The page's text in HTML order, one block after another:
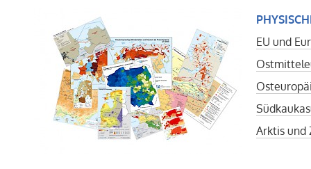
EU und
Arktis und